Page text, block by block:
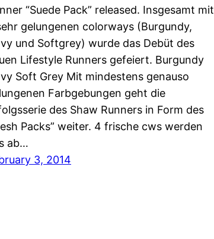
“Suede Pack” released. Insgesamt mit
gelungenen colorways (Burgundy,
und Softgrey) wurde das Debüt des
Lifestyle Runners gefeiert. Burgundy
Soft Grey Mit mindestens genauso
Farbgebungen geht die
des Shaw Runners in Form des
Packs” weiter. 4 frische cws werden
ab…
3, 2014